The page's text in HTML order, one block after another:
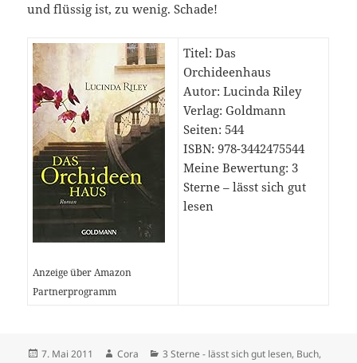
und flüssig ist, zu wenig. Schade!
Anzeige über Amazon
Partnerprogramm
Titel: Das
Orchideenhaus
Autor: Lucinda Riley
Verlag: Goldmann
Seiten: 544
ISBN: 978-3442475544
Meine Bewertung: 3
Sterne – lässt sich gut
lesen
Veröffentlicht
7. Mai 2011 Autor
Cora Kategorien
3 Sterne - lässt sich gut lesen, Buch,